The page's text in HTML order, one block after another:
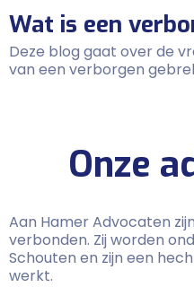
Wat is een
Deze blog gaat over de
van een verborgen
Onze
Aan Hamer Advocaten
verbonden. Zij worden
Schouten en zijn een
werkt.